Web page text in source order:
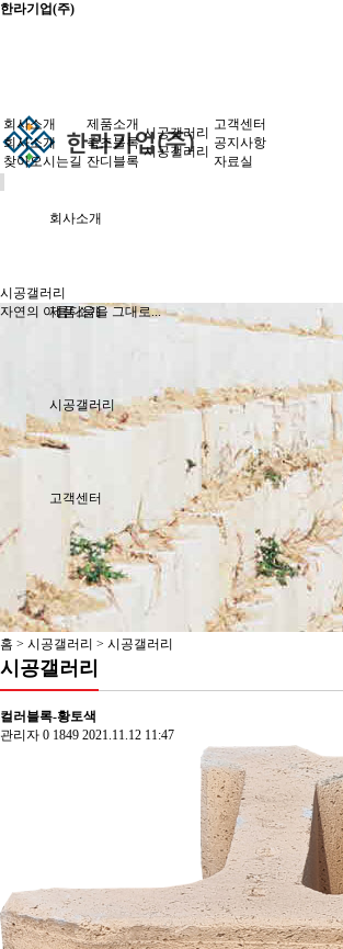
한라기업(주)
회사소개
제품소개
시공갤러리
고객센터
회사소개
회사소개
찾아오시는길
제품소개
축조블록
잔디블록
시공갤러리
시공갤러리
고객센터
공지사항
자료실
시공갤러리
자연의 아름다움을 그대로...
홈 > 시공갤러리 > 시공갤러리
시공갤러리
컬러블록-황토색
관리자 0 1849 2021.11.12 11:47